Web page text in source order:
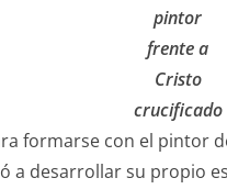
pintor
frente a
Cristo
crucificado
formarse con el pintor
a desarrollar su propio